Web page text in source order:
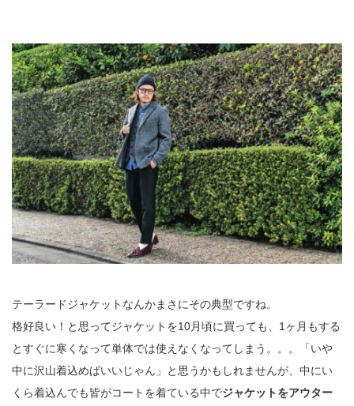
テーラードジャケットなんかまさにその典型ですね。
格好良い！と思ってジャケットを10月頃に買っても、1ヶ月もする
とすぐに寒くなって単体では使えなくなってしまう。。。「いや
中に沢山着込めばいいじゃん」と思うかもしれませんが、中にい
くら着込んでも皆がコートを着ている中でジャケットをアウター